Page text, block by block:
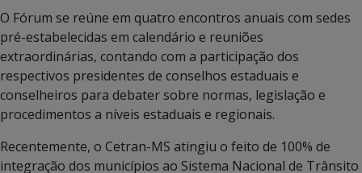
O Fórum se reúne em quatro encontros anuais com sedes
pré-estabelecidas em calendário e reuniões
extraordinárias, contando com a participação dos
respectivos presidentes de conselhos estaduais e
conselheiros para debater sobre normas, legislação e
procedimentos a níveis estaduais e regionais.
Recentemente, o Cetran-MS atingiu o feito de 100% de
integração dos municípios ao Sistema Nacional de Trânsito